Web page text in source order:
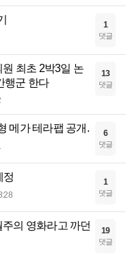
1
댓글
최초 2박3일 논
행군 한다
13
댓글
메가 테라팹 공개. 6
댓글
정 1
댓글
의 영화라고 까던
19
댓글